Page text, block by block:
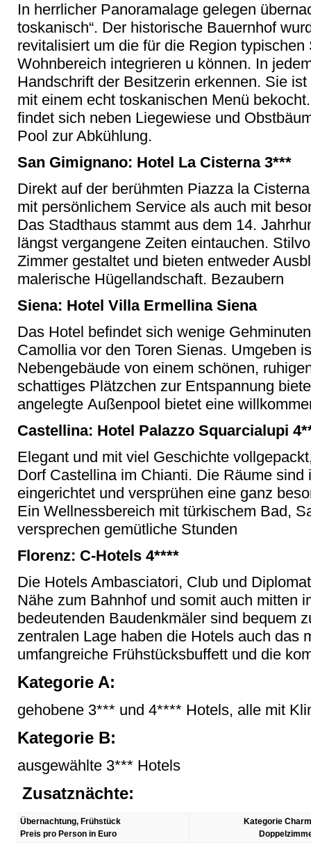
In herrlicher Panoramalage gelegen
toskanisch“. Der historische Bauernhof
revitalisiert um die für die Region typischen
Wohnbereich integrieren u können. In
Handschrift der Besitzerin erkennen. Sie
mit einem echt toskanischen Menü
findet sich neben Liegewiese und
Pool zur Abkühlung.
San Gimignano: Hotel La Cisterna 3***
Direkt auf der berühmten Piazza la
mit persönlichem Service als auch mit
Das Stadthaus stammt aus dem 14.
längst vergangene Zeiten eintauchen.
Zimmer gestaltet und bieten entweder
malerische Hügellandschaft. Bezaubern
Siena: Hotel Villa Ermellina Siena
Das Hotel befindet sich wenige
Camollia vor den Toren Sienas. Umgeben
Nebengebäude von einem schönen,
schattiges Plätzchen zur Entspannung
angelegte Außenpool bietet eine
Castellina: Hotel Palazzo Squarcialupi
Elegant und mit viel Geschichte
Dorf Castellina im Chianti. Die Räume
eingerichtet und versprühen eine ganz
Ein Wellnessbereich mit türkischem Bad,
versprechen gemütliche Stunden
Florenz: C-Hotels 4****
Die Hotels Ambasciatori, Club und
Nähe zum Bahnhof und somit auch mitten
bedeutenden Baudenkmäler sind bequem
zentralen Lage haben die Hotels auch das
umfangreiche Frühstücksbuffett und die
Kategorie A:
gehobene 3*** und 4**** Hotels, alle mit
Kategorie B:
ausgewählte 3*** Hotels
Zusatznächte:
Übernachtung, Frühstück
Preis pro Person in Euro
Kategorie